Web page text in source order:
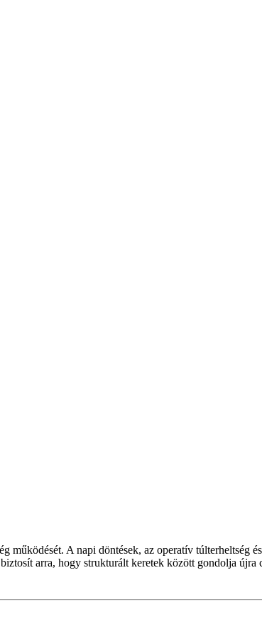
A napi döntések, az operatív túlterheltség
arra, hogy strukturált keretek között gondolja újra